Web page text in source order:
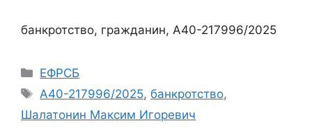
банкротство, гражданин, А40-217996/2025
Рубрики
ЕФРСБ
Метки
А40-217996/2025,банкротство,
Шалатонин Максим Игоревич